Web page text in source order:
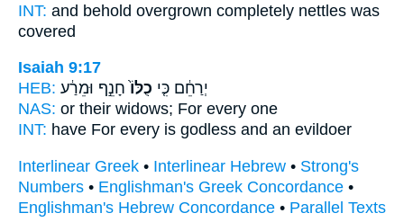
INT: and behold overgrown completely nettles was
covered
Isaiah 9:17
HEB:
יְרַחֵ֔ם כִּ֤י כֻלּוֹ֙ חָנֵ֣ף וּמֵרַ֔ע
NAS: or their widows; For every one
INT: have For every is godless and an evildoer
Interlinear Greek • Interlinear Hebrew • Strong's
Numbers • Englishman's Greek Concordance •
Englishman's Hebrew Concordance • Parallel Texts